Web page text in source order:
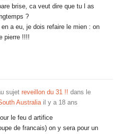
brise, ca veut dire que tu l as
?
a eu, je dois refaire le mien : on
pierre !!!!
sujet reveillon du 31 !! dans le
Australia il y a 18 ans
le feu d artifice
de francais) on y sera pour un